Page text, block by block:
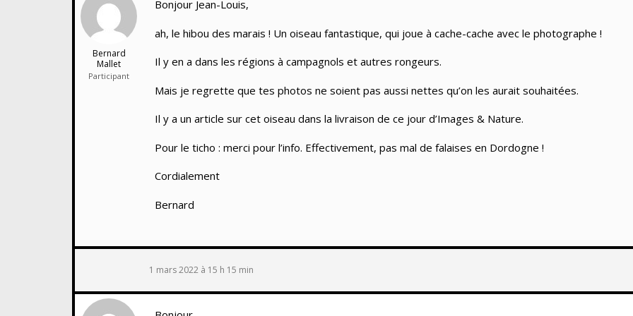
Bernard
Mallet
Participant
Bonjour Jean-Louis,
ah, le hibou des marais ! Un oiseau fantastique, qui joue à cache-cache avec le photographe !
Il y en a dans les régions à campagnols et autres rongeurs.
Mais je regrette que tes photos ne soient pas aussi nettes qu’on les aurait souhaitées.
Il y a un article sur cet oiseau dans la livraison de ce jour d’Images & Nature.
Pour le ticho : merci pour l’info. Effectivement, pas mal de falaises en Dordogne !
Cordialement
Bernard
1 mars 2022 à 15 h 15 min